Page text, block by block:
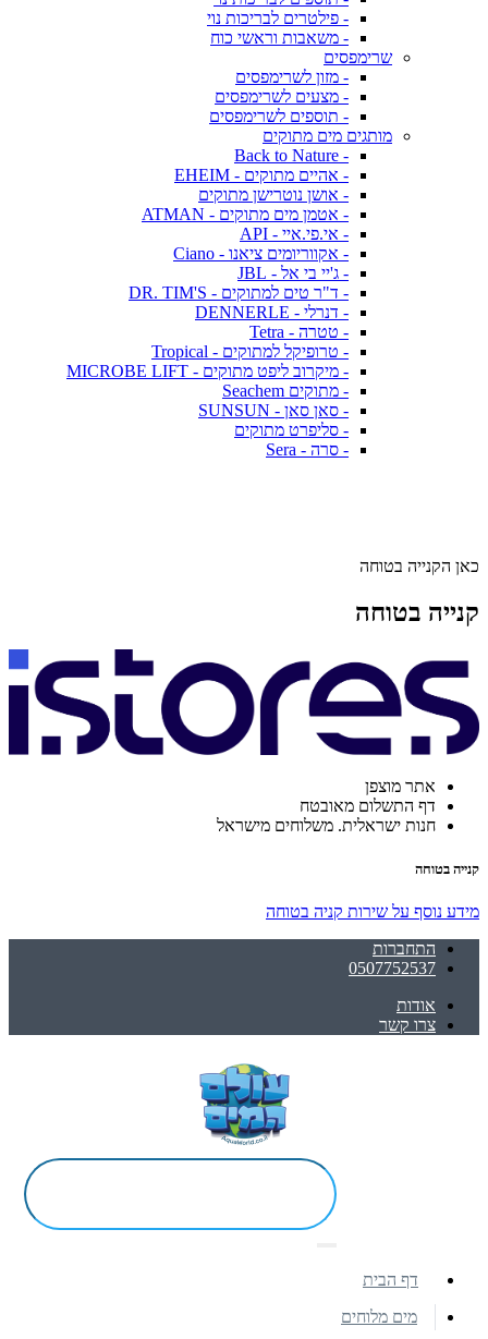
- פילטרים לבריכות נוי
- משאבות וראשי כוח
שרימפסים
- מזון לשרימפסים
- מצעים לשרימפסים
- תוספים לשרימפסים
מותגים מים מתוקים
- Back to Nature
- אהיים מתוקים - EHEIM
- אושן נוטרישן מתוקים
- אטמן מים מתוקים - ATMAN
- אי.פי.איי - API
- אקווריומים ציאנו - Ciano
- ג'יי בי אל - JBL
- ד"ר טים למתוקים - DR. TIM'S
- דנרלי - DENNERLE
- טטרה - Tetra
- טרופיקל למתוקים - Tropical
- מיקרוב ליפט מתוקים - MICROBE LIFT
- מתוקים Seachem
- סאן סאן - SUNSUN
- סליפרט מתוקים
- סרה - Sera
כאן הקנייה בטוחה
קנייה בטוחה
אתר מוצפן
דף התשלום מאובטח
חנות ישראלית. משלוחים מישראל
קנייה בטוחה
מידע נוסף על שירות קניה בטוחה
התחברות
0507752537
אודות
צרו קשר
דף הבית
מים מלוחים